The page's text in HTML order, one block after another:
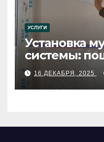
УСЛУГИ
Установка
системы:
руководство
16 ДЕКАБРЯ, 2025